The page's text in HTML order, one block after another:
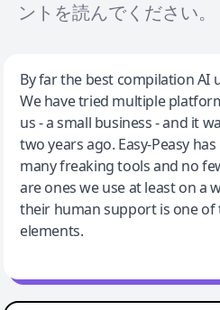
ントを読んでください。
Jeff Wilson
By far the best compilation AI
By far the best compilation AI
We have tried multiple
us - a small business - and it
two years ago. Easy-Peasy
many freaking tools and no
are ones we use at least on a
their human support is one
elements.